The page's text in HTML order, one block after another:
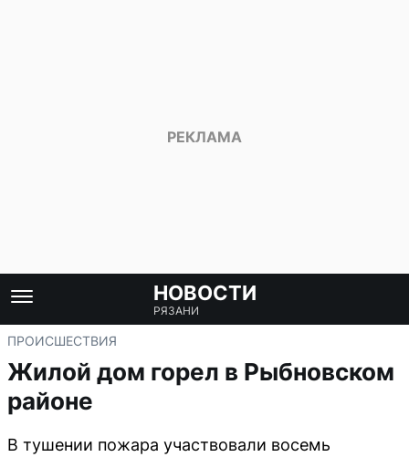
НОВОСТИ
РЯЗАНИ
ПРОИСШЕСТВИЯ
Жилой дом горел в Рыбновском
районе
В тушении пожара участвовали восемь